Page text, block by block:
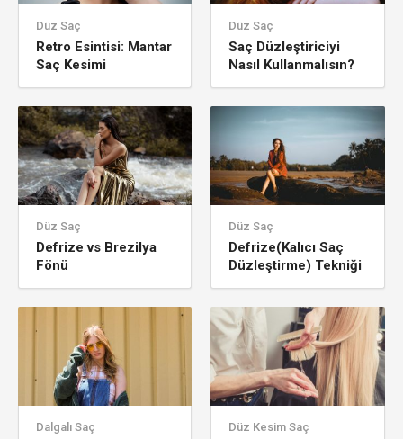
Düz Saç
Retro Esintisi: Mantar
Saç Kesimi
Düz Saç
Saç Düzleştiriciyi
Nasıl Kullanmalısın?
Düz Saç
Defrize vs Brezilya
Fönü
Düz Saç
Defrize(Kalıcı Saç
Düzleştirme) Tekniği
Dalgalı Saç Düz Kesim Saç